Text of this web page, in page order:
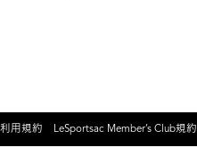
利用規約 LeSportsac Member’s Club規約